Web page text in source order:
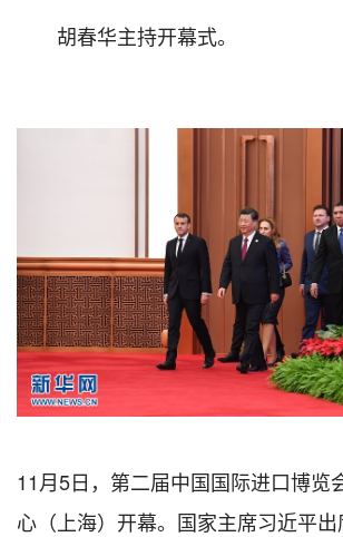
胡春华主持开幕式。
11月5日，第二届中国国际进口博览
心（上海）开幕。国家主席习近平